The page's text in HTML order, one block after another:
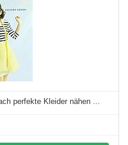
perfekte Kleider nähen ...